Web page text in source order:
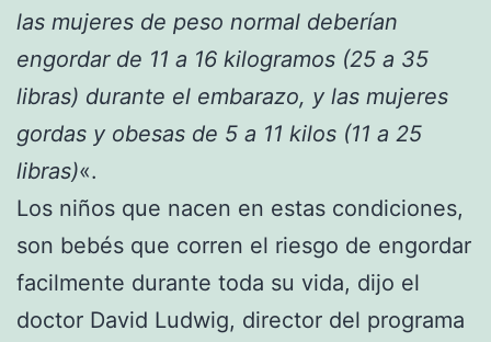
las mujeres de peso normal deberían
engordar de 11 a 16 kilogramos (25 a 35
libras) durante el embarazo, y las mujeres
gordas y obesas de 5 a 11 kilos (11 a 25
libras)«.
Los niños que nacen en estas condiciones,
son bebés que corren el riesgo de engordar
facilmente durante toda su vida, dijo el
doctor David Ludwig, director del programa